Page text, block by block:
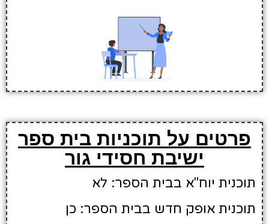
פרטים על תוכניות בית ספר
ישיבת חסידי גור
תוכנית יוח"א בבית הספר: לא
תוכנית אופק חדש בבית הספר: כן